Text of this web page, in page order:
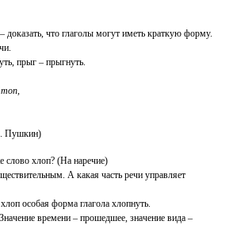
– доказать, что глаголы могут иметь краткую форму.
прыг – прыгнуть.
топ,
Пушкин)
слово хлоп? (На наречие)
А какая часть речи управляет
особая форма глагола хлопнуть.
времени – прошедшее, значение вида –